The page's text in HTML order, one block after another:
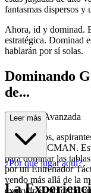
fantasmas dispersos y
Ahora, id y dominad.
estratégica. Dominad
hablarán por sí solas.
Dominando
de...
Estrategia Avanzada
Bienvenidos,
Google PACMAN.
para dominar las
por un Entrenador
yendo más allá de la
explotar el motor de
Leer más
¿Por qué jugar aquí?
La